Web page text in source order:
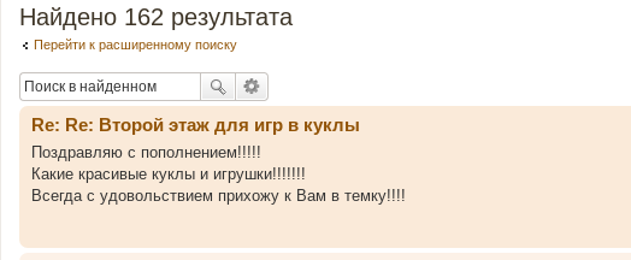
Найдено 162 результата
Перейти к расширенному поиску
Re: Re: Второй этаж для игр в куклы
Поздравляю с пополнением!!!!!
Какие красивые куклы и игрушки!!!!!!!
Всегда с удовольствием прихожу к Вам в темку!!!!